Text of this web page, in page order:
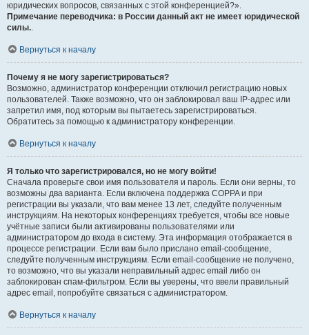
юридических вопросов, связанных с этой конференцией?».
Примечание переводчика: в России данный акт не имеет юридической
силы..
Вернуться к началу
Почему я не могу зарегистрироваться?
Возможно, администратор конференции отключил регистрацию новых
пользователей. Также возможно, что он заблокировал ваш IP-адрес или
запретил имя, под которым вы пытаетесь зарегистрироваться.
Обратитесь за помощью к администратору конференции.
Вернуться к началу
Я только что зарегистрировался, но не могу войти!
Сначала проверьте свои имя пользователя и пароль. Если они верны, то
возможны два варианта. Если включена поддержка COPPA и при
регистрации вы указали, что вам менее 13 лет, следуйте полученным
инструкциям. На некоторых конференциях требуется, чтобы все новые
учётные записи были активированы пользователями или
администратором до входа в систему. Эта информация отображается в
процессе регистрации. Если вам было прислано email-сообщение,
следуйте полученным инструкциям. Если email-сообщение не получено,
то возможно, что вы указали неправильный адрес email либо он
заблокирован спам-фильтром. Если вы уверены, что ввели правильный
адрес email, попробуйте связаться с администратором.
Вернуться к началу